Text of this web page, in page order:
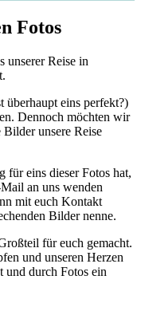
Fotos
unserer Reise in
überhaupt eins perfekt?)
Dennoch möchten wir
Bilder unsere Reise
für eins dieser Fotos hat,
an uns wenden
mit euch Kontakt
Bilder nenne.
für euch gemacht.
und unseren Herzen
und durch Fotos ein